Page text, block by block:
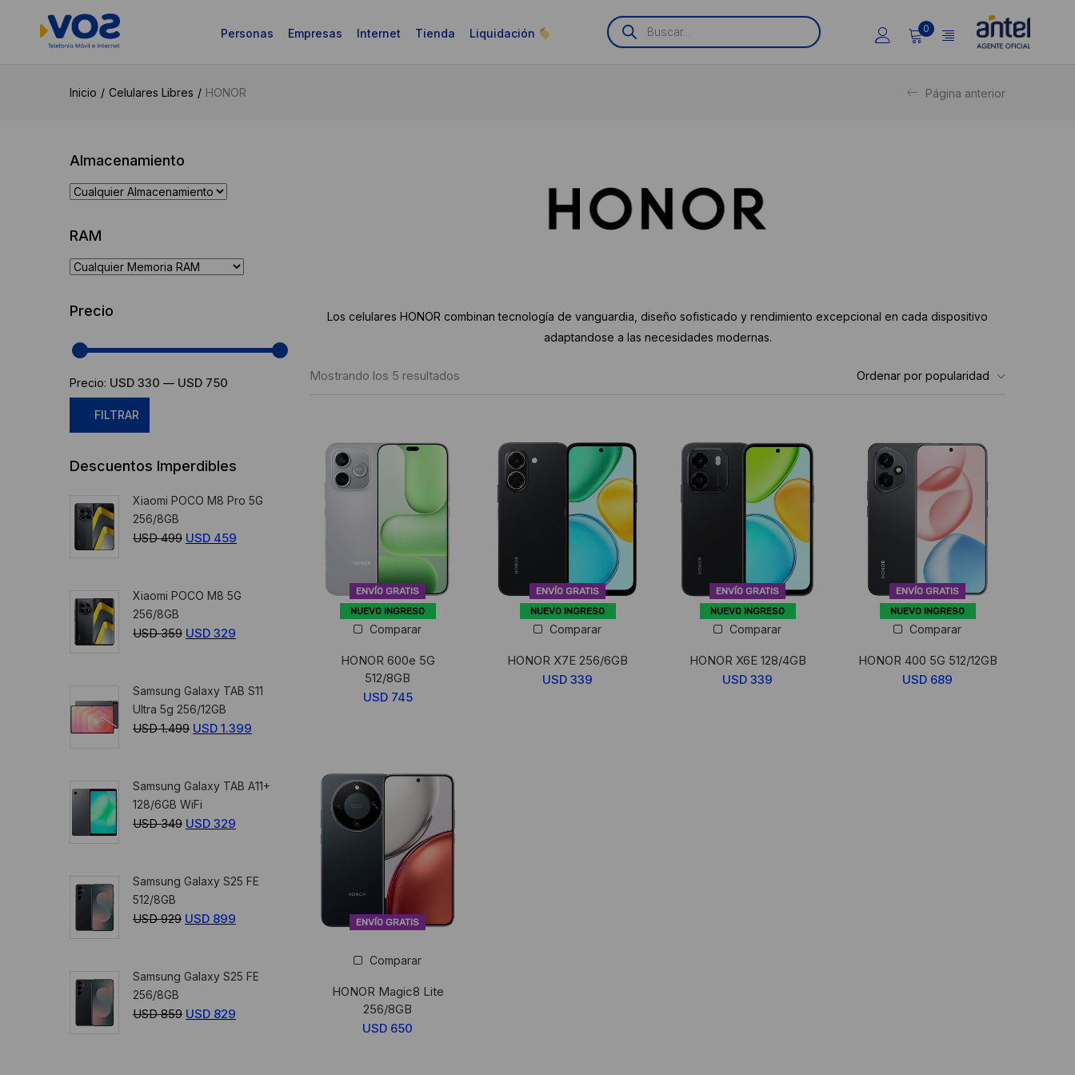
Personas Empresas Internet Tienda Liquidación
Búsqueda
de
productos
0
Inicio Celulares Libres HONOR Página anterior
Los celulares HONOR combinan tecnología de vanguardia, diseño sofisticado y rendimiento excepcional en cada dispositivo
adaptandose a las necesidades modernas.
Mostrando los 5 resultados Ordenar por popularidad
NUEVO INGRESO
ENVÍO GRATIS
Comparar
HONOR 600e 5G
512/8GB
USD 745
NUEVO INGRESO
ENVÍO GRATIS
Comparar
HONOR X7E 256/6GB
USD 339
NUEVO INGRESO
ENVÍO GRATIS
Comparar
HONOR X6E 128/4GB
USD 339
NUEVO INGRESO
ENVÍO GRATIS
Comparar
HONOR 400 5G 512/12GB
USD 689
ENVÍO GRATIS
Comparar
HONOR Magic8 Lite
256/8GB
USD 650
Almacenamiento
RAM
Precio
mínimo
máximo
FILTRAR
Precio: USD 330 — USD 750
Descuentos Imperdibles
Xiaomi POCO M8 Pro 5G
256/8GB
USD499 El
era:
499.
USD 459
es:
Xiaomi POCO M8 5G
256/8GB
USD359 El
era:
USD
359.
USD 329
es:
329.
Samsung Galaxy TAB S11
Ultra 5g 256/12GB
USD1.499 El
era:
USD
1.499.
USD 1.399
es:
Samsung Galaxy TAB A11+
128/6GB WiFi
USD349 El
era:
349.
USD 329
es:
329.
Samsung Galaxy S25 FE
512/8GB
USD929 El
era:
929.
USD 899
es:
899.
Samsung Galaxy S25 FE
256/8GB
USD859 El
USD 829